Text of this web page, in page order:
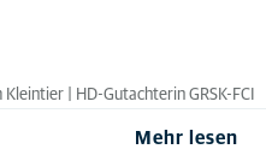
| HD-Gutachterin GRSK-FCI
Mehr lesen